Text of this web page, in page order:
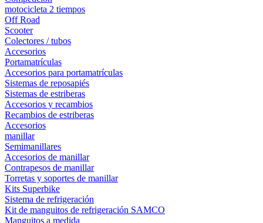
motocicleta 2 tiempos
Off Road
Scooter
Colectores / tubos
Accesorios
Portamatrículas
Accesorios para portamatrículas
Sistemas de reposapiés
Sistemas de estriberas
Accesorios y recambios
Recambios de estriberas
Accesorios
manillar
Semimanillares
Accesorios de manillar
Contrapesos de manillar
Torretas y soportes de manillar
Kits Superbike
Sistema de refrigeración
Kit de manguitos de refrigeración SAMCO
Manguitos a medida